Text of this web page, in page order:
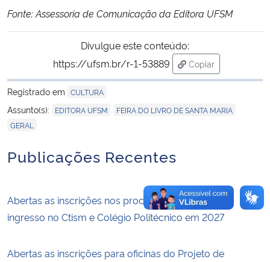
Fonte: Assessoria de Comunicação da Editora UFSM
Divulgue este conteúdo:
https://ufsm.br/r-1-53889
Copiar
para área de
Registrado em CULTURA
Assunto(s): EDITORA UFSM FEIRA DO LIVRO DE SANTA MARIA
GERAL
Publicações Recentes
Abertas as inscrições nos processos seletivos para
ingresso no Ctism e Colégio Politécnico em 2027
Abertas as inscrições para oficinas do Projeto de